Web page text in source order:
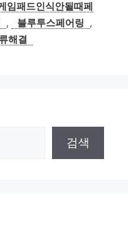
임패드인식안될때페
, 블루투스페어링
,
해결
검색